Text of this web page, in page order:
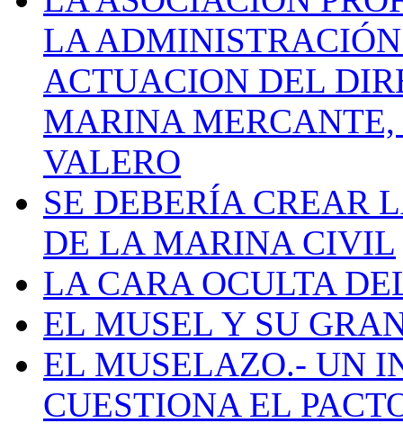
LA
ACTUACION DEL
MARINA
VALERO
SE DEBERÍA CREAR
DE LA MARINA CIVIL
LA CARA OCULTA
EL MUSEL Y SU
EL MUSELAZO.- UN
CUESTIONA EL